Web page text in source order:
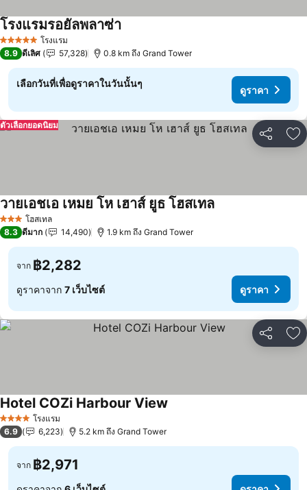
5 ดาว โรงแรม
โรงแรมรอยัลพลาซ่าดูราคา
8.9 ดีเลิศ 57,328 0.8 km ถึง Grand Tower
เลือกวันที่เพื่อดูราคาในวันนั้นๆ
ดูราคา
แชร์ เ
ตัวเลือกยอดนิยม
3 ดาว โฮสเทล
วายเอชเอ เหมย โห เฮาส์ ยูธ โฮสเทลดูราคา
8.3 ดีมาก 14,490 1.9 km ถึง Grand Tower
จาก ฿2,282
ดูราคาจาก 7 เว็บไซต์ ดูราคา
แชร์ เ
4 ดาว โรงแรม
Hotel COZi Harbour View
6.9 6,223 5.2 km ถึง Grand Tower
จาก ฿2,971